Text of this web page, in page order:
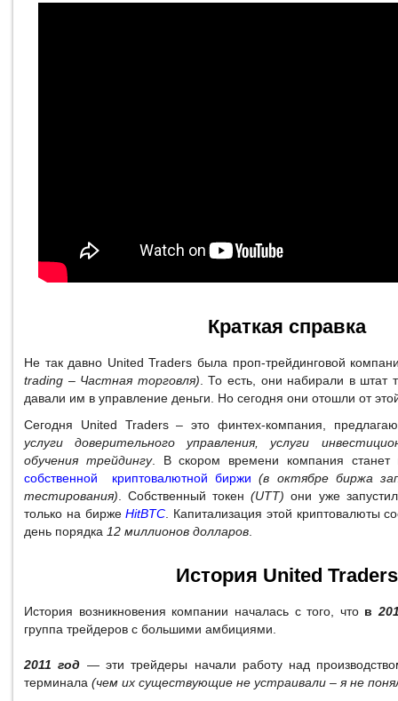
Краткая справка
Не так давно United Traders была проп-трейдинговой
trading – Частная торговля) . То есть, они набирали в штат
давали им в управление деньги. Но сегодня они отошли от
Сегодня United Traders – это финтех-компания,
услуги доверительного управления, услуги
обучения трейдингу. В скором времени компания станет
собственной криптовалютной биржи (в октябре биржа
тестирования) . Собственный токен(UTT) они уже
только на биржеHitBTC . Капитализация этой криптовалюты
день порядка 12 миллионов долларов
История United Traders
История возникновения компании началась с того, что в
группа трейдеров с большими амбициями.
2011 год — эти трейдеры начали работу над
терминала (чем их существующие не устраивали – я не